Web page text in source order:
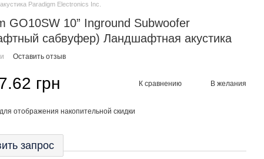
Paradigm Electronics Inc.
GO10SW 10” Inground Subwoofer
сабвуфер) Ландшафтная акустика
Оставить отзыв
грн К сравнению В желания
для отображения накопительной скидки
запрос